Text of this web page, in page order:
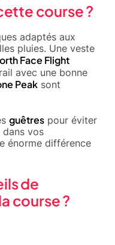
course ?
adaptés aux
pluies. Une veste
Face Flight
avec une bonne
Peak sont
guêtres pour éviter
vos
énorme différence
de
course ?